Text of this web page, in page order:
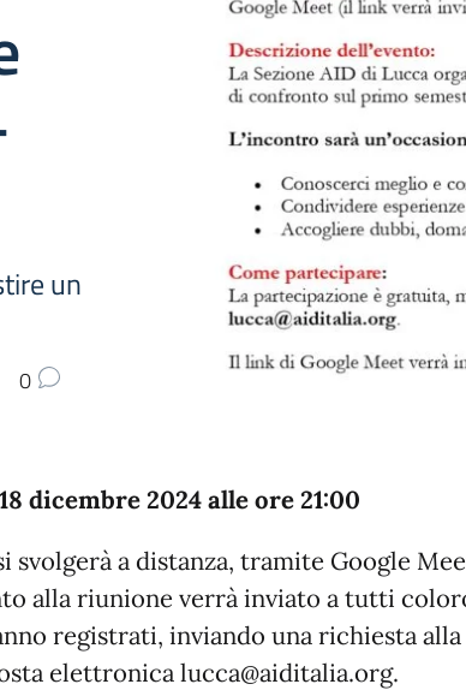
un
0
dicembre 2024 alle ore 21:00
svolgerà a distanza, tramite Google
alla riunione verrà inviato a tutti
registrati, inviando una richiesta alla
elettronica lucca@aiditalia.org.